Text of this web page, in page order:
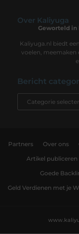
Over Kaliyuga
Geworteld in
Kaliyuga.nl biedt
voelen, meemaken
Bericht
Partners Over ons
Artikel publiceren
Goede
Geld Verdienen met je